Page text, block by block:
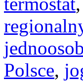
Polsce,